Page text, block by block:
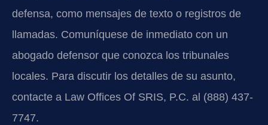
defensa, como mensajes de texto o registros de
llamadas. Comuníquese de inmediato con un
abogado defensor que conozca los tribunales
locales. Para discutir los detalles de su asunto,
contacte a Law Offices Of SRIS, P.C. al (888) 437-
7747.